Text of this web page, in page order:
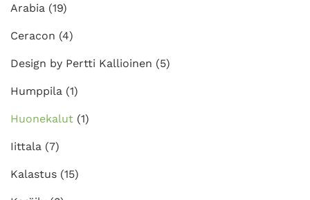
Arabia (19)
Ceracon (4)
Design by Pertti Kallioinen (5)
Humppila (1)
Huonekalut (1)
Iittala (7)
Kalastus (15)